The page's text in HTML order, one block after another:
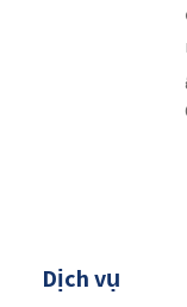
Dịch vụ